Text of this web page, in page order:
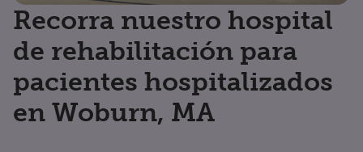
Recorra nuestro hospital
de rehabilitación para
pacientes hospitalizados
en Woburn, MA